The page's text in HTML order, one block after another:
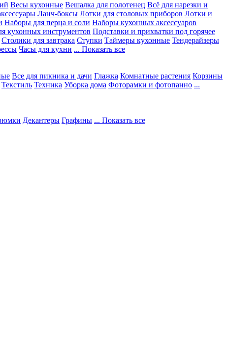
Весы кухонные Вешалка для полотенец Всё для нарезки и
Ланч-боксы Лотки для столовых приборов Лотки и
Наборы для перца и соли Наборы кухонных аксессуаров
кухонных инструментов Подставки и прихватки под горячее
Столики для завтрака Ступки Таймеры кухонные Тендерайзеры
Часы для кухни ... Показать все
Все для пикника и дачи Глажка Комнатные растения Корзины
Текстиль Техника Уборка дома Фоторамки и фотопанно ...
Декантеры Графины ... Показать все